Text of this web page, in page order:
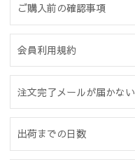
ご購入前の確認事項
会員利用規約
注文完了メールが届かない
出荷までの日数